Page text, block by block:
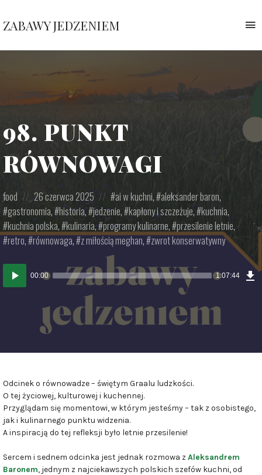
ZABAWY JEDZENIEM
Nawrockiej
98. PUNKT
RÓWNOWAGI
Posted
in:
food
Posted
on
26 czerwca 2025
Posted
in:
ai w kuchni, aleksander baron,
gastronomia, historia, jedzenie, kapłony i szczeżuje, kuchnia,
kuchnia polska, kulinaria, programy kulinarne, przesilenie letnie,
retro, równowaga, z miłością meghan, zwrot konserwatywny
plików
00:00 1:07:44
Odcinek o równowadze – świętym Graalu ludzkości.
O tej życiowej, kulturowej i kuchennej.
Przyglądam się momentowi, w którym jesteśmy – tak z osobistego,
jak i kulinarnego punktu widzenia.
A inspiracją do tej refleksji było letnie przesilenie!
Sercem i sednem odcinka jest jednak rozmowa z Aleksandrem
Baronem, jednym z najciekawszych polskich szefów kuchni, od